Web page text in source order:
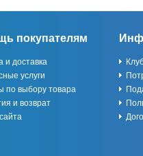
покупателям
и доставка
услуги
по выбору товара
и возврат